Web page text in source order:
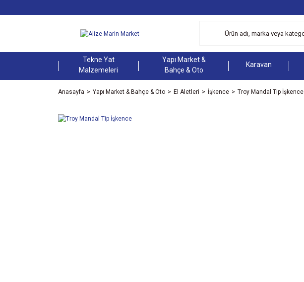
Tekne Yat
Malzemeleri
Yapı Market &
Bahçe & Oto
Karavan
Anasayfa Yapı Market & Bahçe & Oto El Aletleri İşkence Troy Mandal Tip İşkence